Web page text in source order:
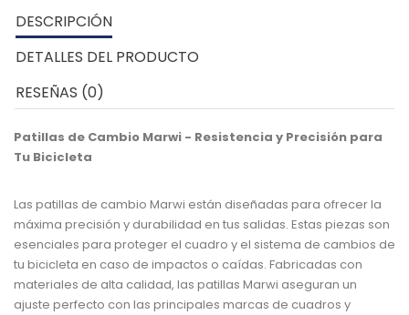
DESCRIPCIÓN
DETALLES DEL PRODUCTO
RESEÑAS (0)
Patillas de Cambio Marwi - Resistencia y Precisión para
Tu Bicicleta
Las patillas de cambio Marwi están diseñadas para ofrecer la
máxima precisión y durabilidad en tus salidas. Estas piezas son
esenciales para proteger el cuadro y el sistema de cambios de
tu bicicleta en caso de impactos o caídas. Fabricadas con
materiales de alta calidad, las patillas Marwi aseguran un
ajuste perfecto con las principales marcas de cuadros y